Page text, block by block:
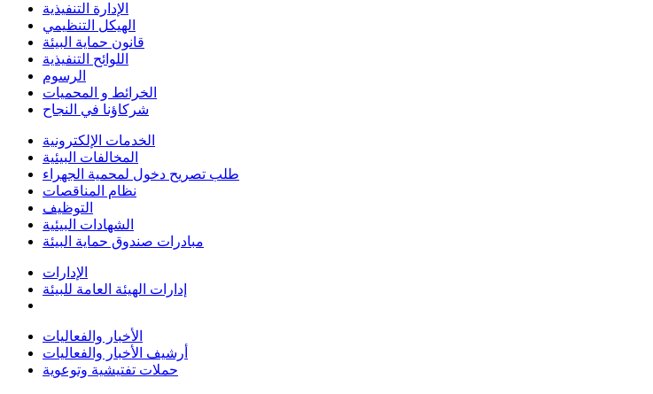
الإدارة التنفيذية
الهيكل التنظيمي
قانون حماية البيئة
اللوائح التنفيذية
الرسوم
الخرائط و المحميات
شركاؤنا في النجاح
الخدمات الإلكترونية
المخالفات البيئية
طلب تصريح دخول لمحمية الجهراء
نظام المناقصات
التوظيف
الشهادات البيئية
مبادرات صندوق حماية البيئة
الإدارات
إدارات الهيئة العامة للبيئة
الأخبار والفعاليات
أرشيف الأخبار والفعاليات
حملات تفتيشية وتوعوية